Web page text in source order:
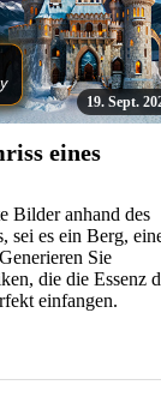
19. Sept.
eines
Bilder anhand des
sei es ein Berg,
Sie
die die Essenz
einfangen.